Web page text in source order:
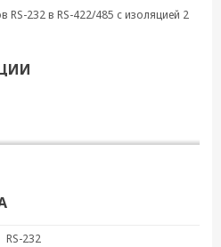
RS-232 в RS-422/485 c изоляцией 2
RS-232